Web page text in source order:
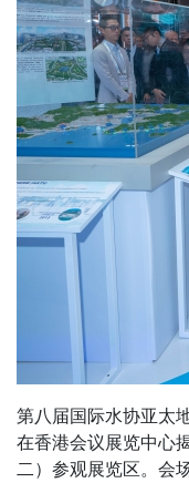
第八届国际水协亚太
在香港会议展览中心
二）参观展览区。会